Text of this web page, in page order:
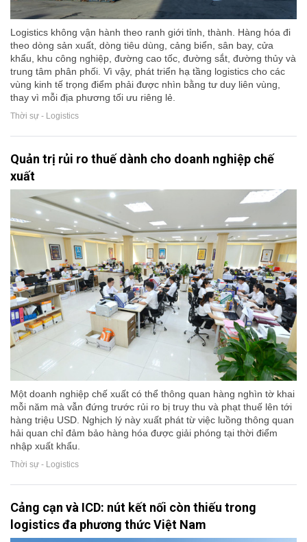
Logistics không vận hành theo ranh giới tỉnh, thành. Hàng hóa đi
theo dòng sản xuất, dòng tiêu dùng, cảng biển, sân bay, cửa
khẩu, khu công nghiệp, đường cao tốc, đường sắt, đường thủy và
trung tâm phân phối. Vì vậy, phát triển hạ tầng logistics cho các
vùng kinh tế trọng điểm phải được nhìn bằng tư duy liên vùng,
thay vì mỗi địa phương tối ưu riêng lẻ.
Thời sự - Logistics
Quản trị rủi ro thuế dành cho doanh nghiệp chế
xuất
Một doanh nghiệp chế xuất có thể thông quan hàng nghìn tờ khai
mỗi năm mà vẫn đứng trước rủi ro bị truy thu và phạt thuế lên tới
hàng triệu USD. Nghịch lý này xuất phát từ việc luồng thông quan
hải quan chỉ đảm bảo hàng hóa được giải phóng tại thời điểm
nhập xuất khẩu.
Thời sự - Logistics
Cảng cạn và ICD: nút kết nối còn thiếu trong
logistics đa phương thức Việt Nam